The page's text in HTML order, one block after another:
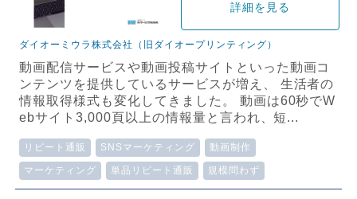
詳細を見る
ダイオーミウラ株式会社（旧ダイオープリンティング）
動画配信サービスや動画投稿サイトといった動画コ
ンテンツを提供しているサービスが増え、 生活者の
情報取得様式も変化してきました。 動画は60秒でW
ebサイト3,000頁以上の情報量と言われ、短...
リピート通販 SNSマーケティング 動画制作
マーケティング 単品リピート通販 規模問わず